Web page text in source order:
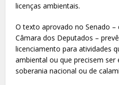
licenças ambientais.
O texto aprovado no Senado –
Câmara dos Deputados –
licenciamento para atividades
ambiental ou que precisem
soberania nacional ou de